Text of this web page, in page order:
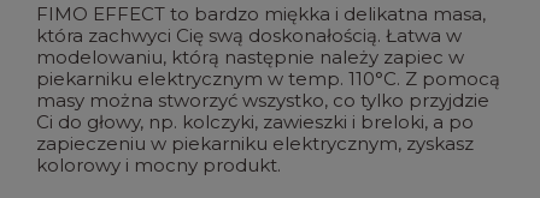
FIMO EFFECT to bardzo miękka i delikatna masa,
która zachwyci Cię swą doskonałością. Łatwa w
modelowaniu, którą następnie należy zapiec w
piekarniku elektrycznym w temp. 110°C. Z pomocą
masy można stworzyć wszystko, co tylko przyjdzie
Ci do głowy, np. kolczyki, zawieszki i breloki, a po
zapieczeniu w piekarniku elektrycznym, zyskasz
kolorowy i mocny produkt.